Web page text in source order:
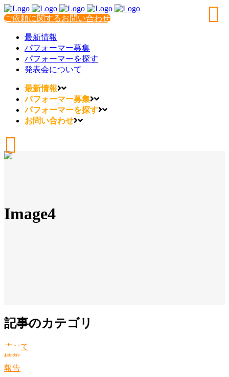
ご依頼に関するお問い合わせ
最新情報
パフォーマー募集
パフォーマーを探す
発表会について
最新情報
パフォーマー募集
パフォーマーを探す
お問い合わせ
Image4
記事のカテゴリ
すべて
情報
報告